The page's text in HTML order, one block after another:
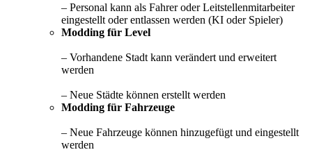
– Personal kann als Fahrer oder Leitstellenmitarbeiter
eingestellt oder entlassen werden (KI oder Spieler)
Modding für Level
– Vorhandene Stadt kann verändert und erweitert
werden
– Neue Städte können erstellt werden
Modding für Fahrzeuge
– Neue Fahrzeuge können hinzugefügt und eingestellt
werden